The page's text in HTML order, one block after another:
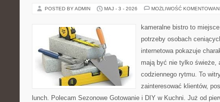
POSTED BY ADMIN MAJ - 3 - 2026 MOŻLIWOŚĆ
kameralne bistro to
potrzeby osobach
internetowa pokazuje
mają być nie tylko świeże,
codziennego rytmu. To
zainteresować klientów,
lunch. Polecam Sezonowe Gotowanie i DIY w Kuchni. Już od